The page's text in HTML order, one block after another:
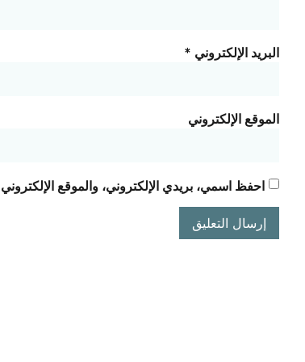
البريد الإلكتروني *
الموقع الإلكتروني
احفظ اسمي، بريدي الإلكتروني، والموقع